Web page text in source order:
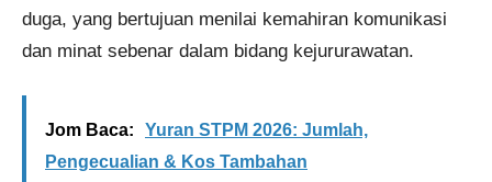
duga, yang bertujuan menilai kemahiran komunikasi
dan minat sebenar dalam bidang kejururawatan.
Jom Baca:
Yuran STPM 2026: Jumlah,
Pengecualian & Kos Tambahan